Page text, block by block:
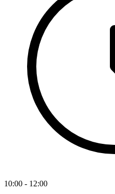
10:00 - 12:00